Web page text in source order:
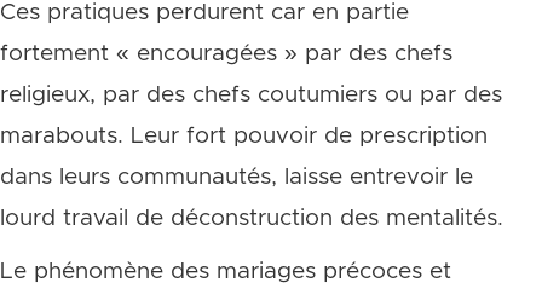
Ces pratiques perdurent car en partie
fortement « encouragées » par des chefs
religieux, par des chefs coutumiers ou par des
marabouts. Leur fort pouvoir de prescription
dans leurs communautés, laisse entrevoir le
lourd travail de déconstruction des mentalités.
Le phénomène des mariages précoces et